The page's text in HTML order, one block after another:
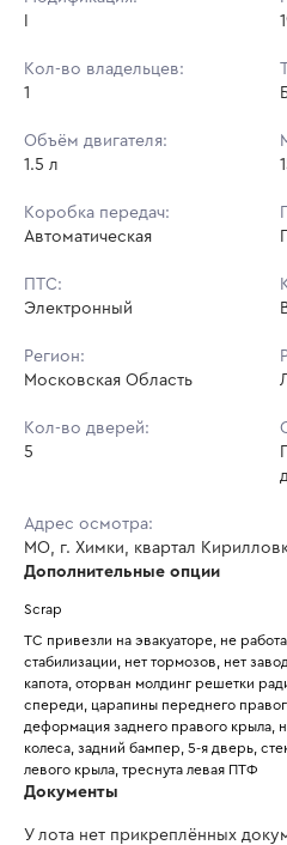
Кол-во владельцев:
1
Объём двигателя:
1.5 л
Коробка передач:
Автоматическая
ПТС:
Электронный
Регион:
Московская Область
Кол-во дверей:
5
Адрес осмотра:
МО, г. Химки, квартал
Дополнительные опции
Scrap
ТС привезли на эвакуаторе, не
стабилизации, нет тормозов, нет
капота, оторван молдинг решетки
спереди, царапины переднего
деформация заднего правого крыла,
колеса, задний бампер, 5-я дверь,
левого крыла, треснута левая ПТФ
Документы
У лота нет прикреплённых